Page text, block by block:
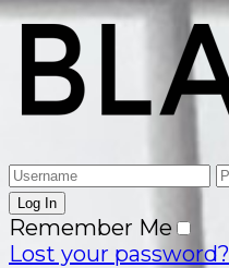
Remember Me
Lost your password?